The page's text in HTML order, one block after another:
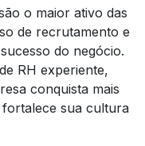
o maior ativo das
de recrutamento e
do negócio.
RH experiente,
conquista mais
sua cultura